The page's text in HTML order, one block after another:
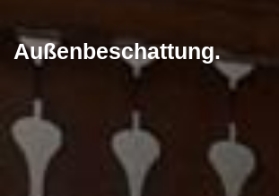
Außenbeschattung.